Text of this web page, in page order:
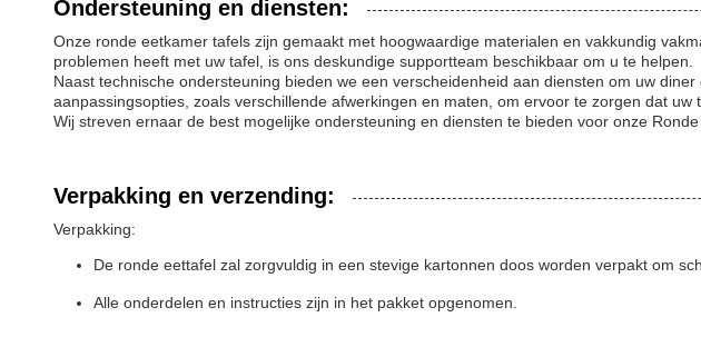
Ondersteuning en diensten:
Onze ronde eetkamer tafels zijn gemaakt met hoogwaardige materialen en vakkundig
problemen heeft met uw tafel, is ons deskundige supportteam beschikbaar om u te helpen.
Naast technische ondersteuning bieden we een verscheidenheid aan diensten om uw
aanpassingsopties, zoals verschillende afwerkingen en maten, om ervoor te zorgen dat
Wij streven ernaar de best mogelijke ondersteuning en diensten te bieden voor onze
Verpakking en verzending:
Verpakking:
De ronde eettafel zal zorgvuldig in een stevige kartonnen doos worden verpakt om
Alle onderdelen en instructies zijn in het pakket opgenomen.